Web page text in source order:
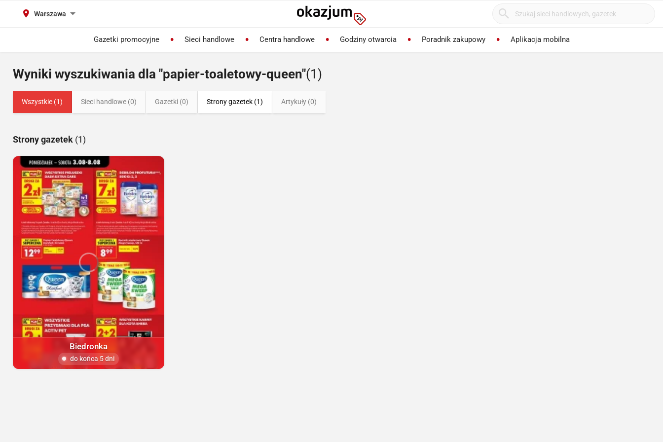
Warszawa
Gazetki promocyjne Sieci handlowe Centra handlowe Godziny otwarcia Poradnik zakupowy Aplikacja mobilna
Wyniki wyszukiwania dla "papier-toaletowy-queen"(1)
Wszystkie (1) Sieci handlowe (0) Gazetki (0) Strony gazetek (1) Artykuły (0)
Strony gazetek (1)
Biedronka
do końca 5 dni